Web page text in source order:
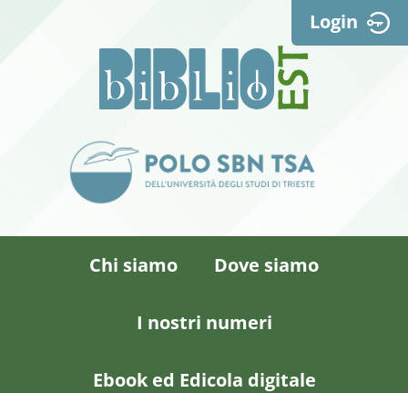
Login
Chi siamo Dove siamo
I nostri numeri
Ebook ed Edicola digitale